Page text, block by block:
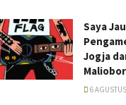
Saya
Jogja
6